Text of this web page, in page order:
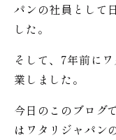
パンの社員として
した。
そして、7年前に
業しました。
今日のこのブログ
はワタリジャパン